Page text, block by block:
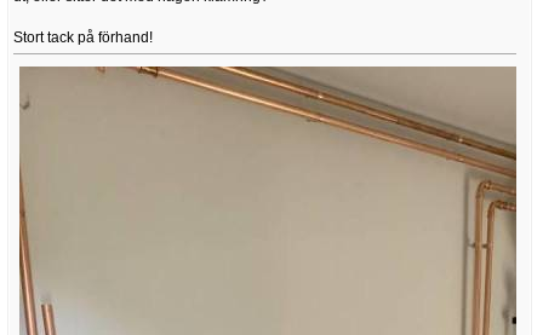
Stort tack på förhand!